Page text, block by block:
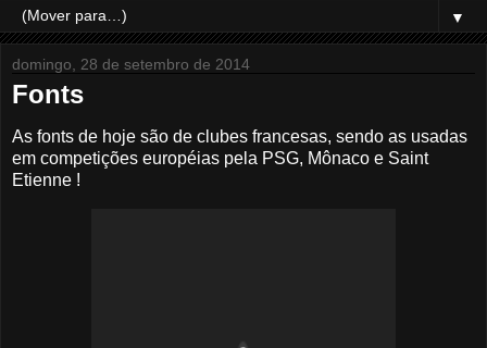
▼
domingo, 28 de setembro de 2014
Fonts
As fonts de hoje são de clubes francesas, sendo as usadas
em competições européias pela PSG, Mônaco e Saint
Etienne !